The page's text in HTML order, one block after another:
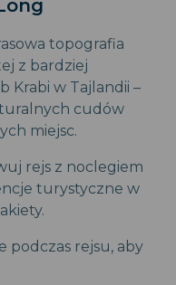
topografia
z bardziej
Krabi w Tajlandii –
cudów
miejsc.
rejs z noclegiem
turystyczne w
podczas rejsu, aby